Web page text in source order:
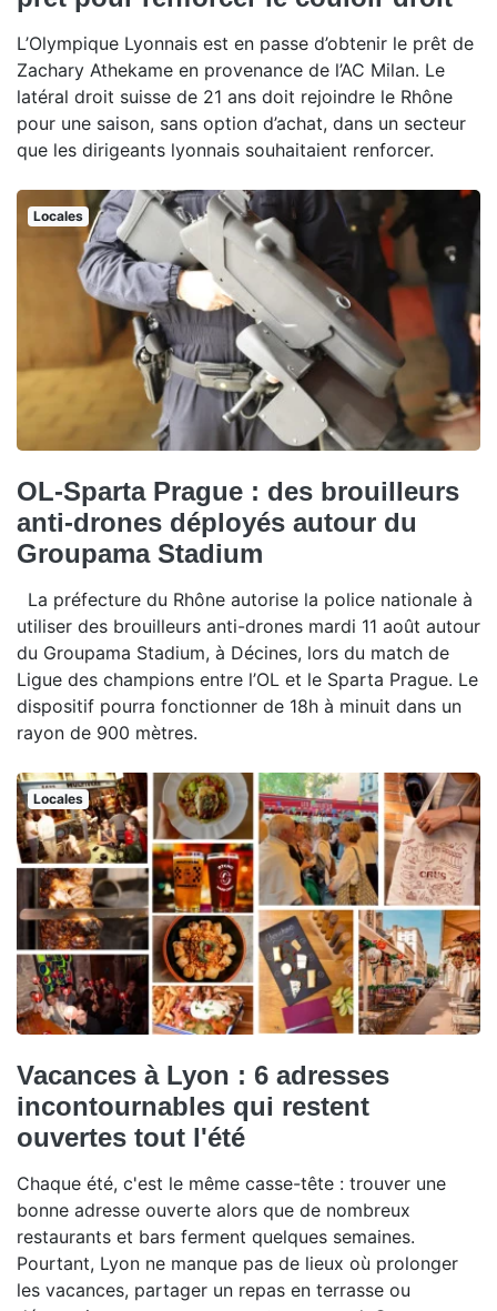
L’Olympique Lyonnais est en passe d’obtenir le prêt de
Zachary Athekame en provenance de l’AC Milan. Le
latéral droit suisse de 21 ans doit rejoindre le Rhône
pour une saison, sans option d’achat, dans un secteur
que les dirigeants lyonnais souhaitaient renforcer.
Locales
OL-Sparta Prague : des brouilleurs
anti-drones déployés autour du
Groupama Stadium
La préfecture du Rhône autorise la police nationale à
utiliser des brouilleurs anti-drones mardi 11 août autour
du Groupama Stadium, à Décines, lors du match de
Ligue des champions entre l’OL et le Sparta Prague. Le
dispositif pourra fonctionner de 18h à minuit dans un
rayon de 900 mètres.
Locales
Vacances à Lyon : 6 adresses
incontournables qui restent
ouvertes tout l'été
Chaque été, c'est le même casse-tête : trouver une
bonne adresse ouverte alors que de nombreux
restaurants et bars ferment quelques semaines.
Pourtant, Lyon ne manque pas de lieux où prolonger
les vacances, partager un repas en terrasse ou